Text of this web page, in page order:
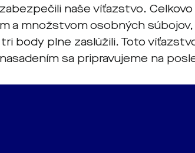
naše víťazstvo.
a množstvom osobných
body plne zaslúžili. Toto
sa pripravujeme na